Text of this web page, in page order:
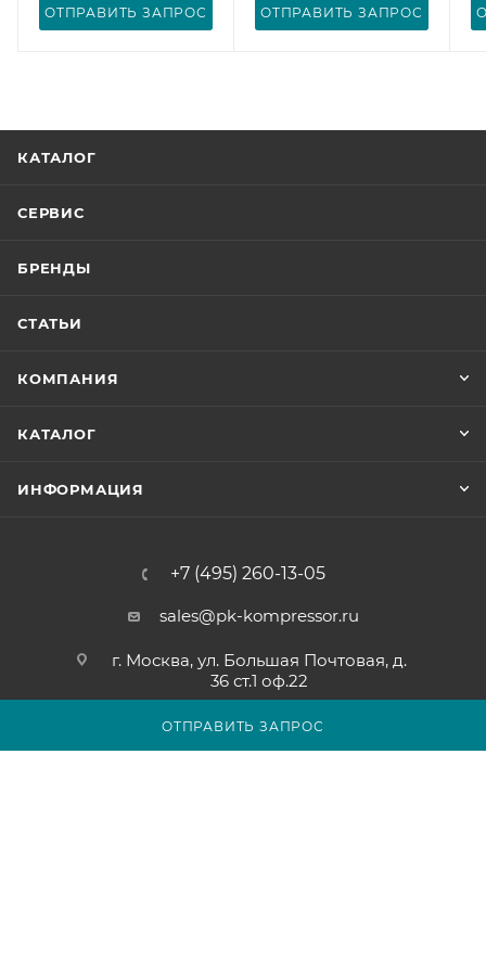
ОТПРАВИТЬ ЗАПРОС
ОТПРАВИТЬ ЗАПРОС ОТПРАВИТЬ ЗАПРОС
КАТАЛОГ
СЕРВИС
БРЕНДЫ
СТАТЬИ
КОМПАНИЯ
КАТАЛОГ
ИНФОРМАЦИЯ
+7 (495) 260-13-05
sales@pk-kompressor.ru
г. Москва, ул. Большая Почтовая, д.
36 ст.1 оф.22